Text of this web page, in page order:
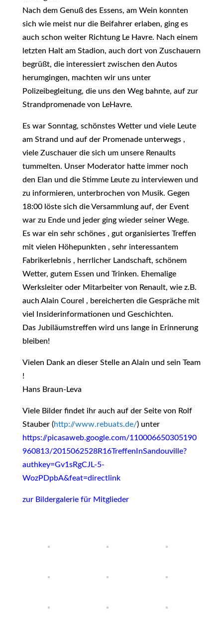
Nach dem Genuß des Essens, am Wein konnten
sich wie meist nur die Beifahrer erlaben, ging es
auch schon weiter Richtung Le Havre. Nach einem
letzten Halt am Stadion, auch dort von Zuschauern
begrüßt, die interessiert zwischen den Autos
herumgingen, machten wir uns unter
Polizeibegleitung, die uns den Weg bahnte, auf zur
Strandpromenade von LeHavre.
Es war Sonntag, schönstes Wetter und viele Leute
am Strand und auf der Promenade unterwegs ,
viele Zuschauer die sich um unsere Renaults
tummelten. Unser Moderator hatte immer noch
den Elan und die Stimme Leute zu interviewen und
zu informieren, unterbrochen von Musik. Gegen
18:00 löste sich die Versammlung auf, der Event
war zu Ende und jeder ging wieder seiner Wege.
Es war ein sehr schönes , gut organisiertes Treffen
mit vielen Höhepunkten , sehr interessantem
Fabrikerlebnis , herrlicher Landschaft, schönem
Wetter, gutem Essen und Trinken. Ehemalige
Werksleiter oder Mitarbeiter von Renault, wie z.B.
auch Alain Courel , bereicherten die Gespräche mit
viel Insiderinformationen und Geschichten.
Das Jubiläumstreffen wird uns lange in Erinnerung
bleiben!
Vielen Dank an dieser Stelle an Alain und sein Team
!
Hans Braun-Leva
Viele Bilder findet ihr auch auf der Seite von Rolf
Stauber (http://www.rebuats.de/) unter
https://picasaweb.google.com/110006650305190
960813/2015062528R16TreffenInSandouville?
authkey=Gv1sRgCJL-5-
WozPDpbA&feat=directlink
zur Bildergalerie für Mitglieder